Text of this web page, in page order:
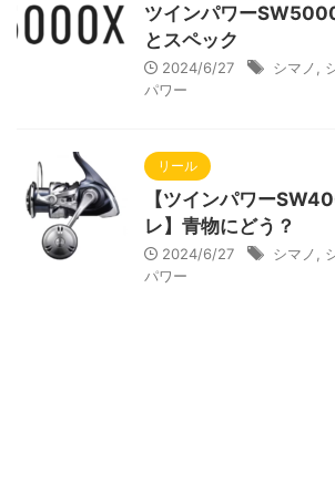
ツインパワー
とスペック
2024/6/27 シマノ
パワー
リール
【ツインパワー
レ】青物にどう？
2024/6/27 シマノ
パワー